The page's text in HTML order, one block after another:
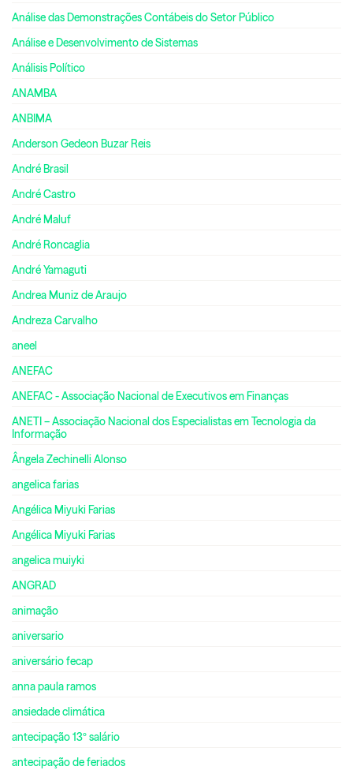
Análise das Demonstrações Contábeis do Setor Público
Análise e Desenvolvimento de Sistemas
Análisis Político
ANAMBA
ANBIMA
Anderson Gedeon Buzar Reis
André Brasil
André Castro
André Maluf
André Roncaglia
André Yamaguti
Andrea Muniz de Araujo
Andreza Carvalho
aneel
ANEFAC
ANEFAC - Associação Nacional de Executivos em Finanças
ANETI – Associação Nacional dos Especialistas em Tecnologia da
Informação
Ângela Zechinelli Alonso
angelica farias
Angélica Miyuki Farias
Angélica Miyuki Farias
angelica muiyki
ANGRAD
animação
aniversario
aniversário fecap
anna paula ramos
ansiedade climática
antecipação 13º salário
antecipação de feriados